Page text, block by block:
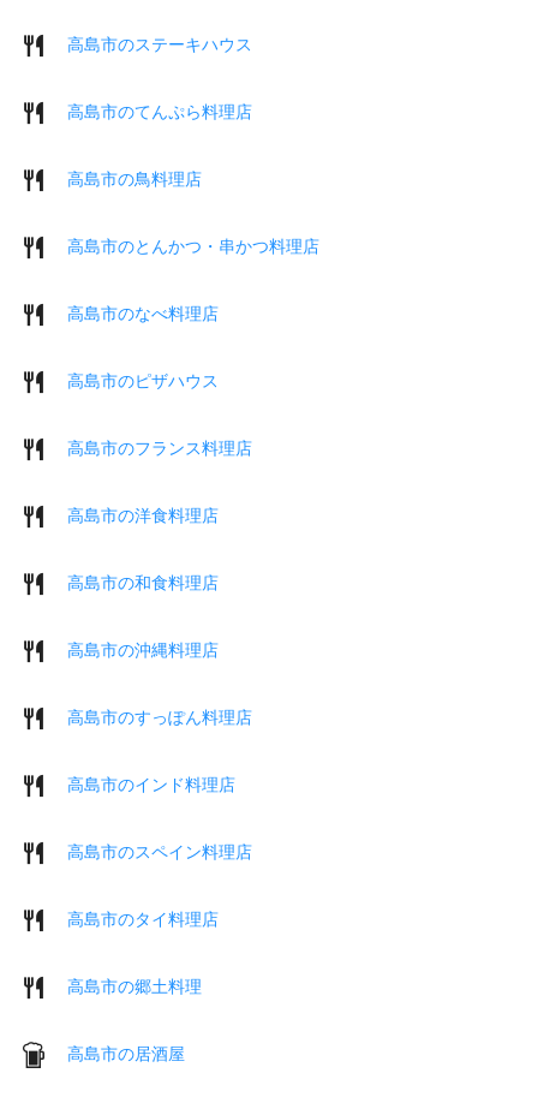
高島市のステーキハウス
高島市のてんぷら料理店
高島市の鳥料理店
高島市のとんかつ・串かつ料理店
高島市のなべ料理店
高島市のピザハウス
高島市のフランス料理店
高島市の洋食料理店
高島市の和食料理店
高島市の沖縄料理店
高島市のすっぽん料理店
高島市のインド料理店
高島市のスペイン料理店
高島市のタイ料理店
高島市の郷土料理
高島市の居酒屋